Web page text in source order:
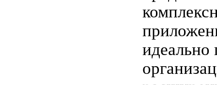
идеально